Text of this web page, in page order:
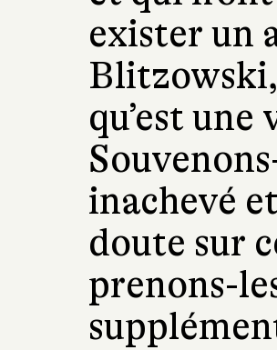
exister un
qu’est
inachevé
doute sur
prenons-